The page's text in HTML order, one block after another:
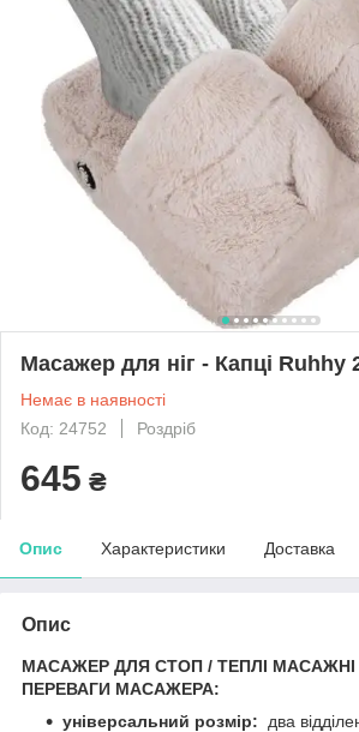
Масажер для ніг - Капці Ruhhy
Немає в наявності
Код: 24752
Роздріб
645 ₴
Опис Характеристики Доставка
Опис
МАСАЖЕР ДЛЯ СТОП / ТЕПЛІ МАСАЖНІ
ПЕРЕВАГИ МАСАЖЕРА:
універсальний розмір: два